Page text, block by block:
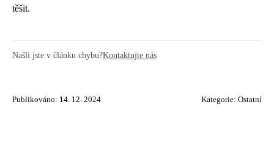
těšit.
Našli jste v článku chybu?Kontaktujte nás
Publikováno: 14. 12. 2024 Kategorie: Ostatní